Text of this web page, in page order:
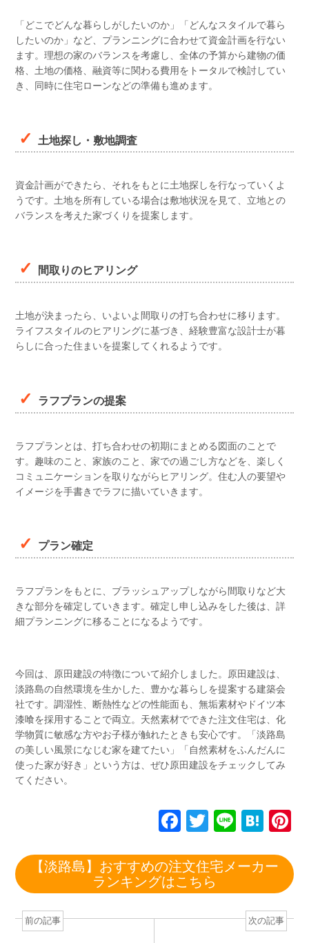
「どこでどんな暮らしがしたいのか」「どんなスタイルで暮ら
したいのか」など、プランニングに合わせて資金計画を行ない
ます。理想の家のバランスを考慮し、全体の予算から建物の価
格、土地の価格、融資等に関わる費用をトータルで検討してい
き、同時に住宅ローンなどの準備も進めます。
土地探し・敷地調査
資金計画ができたら、それをもとに土地探しを行なっていくよ
うです。土地を所有している場合は敷地状況を見て、立地との
バランスを考えた家づくりを提案します。
間取りのヒアリング
土地が決まったら、いよいよ間取りの打ち合わせに移ります。
ライフスタイルのヒアリングに基づき、経験豊富な設計士が暮
らしに合った住まいを提案してくれるようです。
ラフプランの提案
ラフプランとは、打ち合わせの初期にまとめる図面のことで
す。趣味のこと、家族のこと、家での過ごし方などを、楽しく
コミュニケーションを取りながらヒアリング。住む人の要望や
イメージを手書きでラフに描いていきます。
プラン確定
ラフプランをもとに、ブラッシュアップしながら間取りなど大
きな部分を確定していきます。確定し申し込みをした後は、詳
細プランニングに移ることになるようです。
今回は、原田建設の特徴について紹介しました。原田建設は、
淡路島の自然環境を生かした、豊かな暮らしを提案する建築会
社です。調湿性、断熱性などの性能面も、無垢素材やドイツ本
漆喰を採用することで両立。天然素材でできた注文住宅は、化
学物質に敏感な方やお子様が触れたときも安心です。「淡路島
の美しい風景になじむ家を建てたい」「自然素材をふんだんに
使った家が好き」という方は、ぜひ原田建設をチェックしてみ
てください。
F
c
e
T
tt
er
Li
e
H
e
n
a
e
【淡路島】おすすめの注文住宅メーカー
ランキングはこちら
前の記事 次の記事